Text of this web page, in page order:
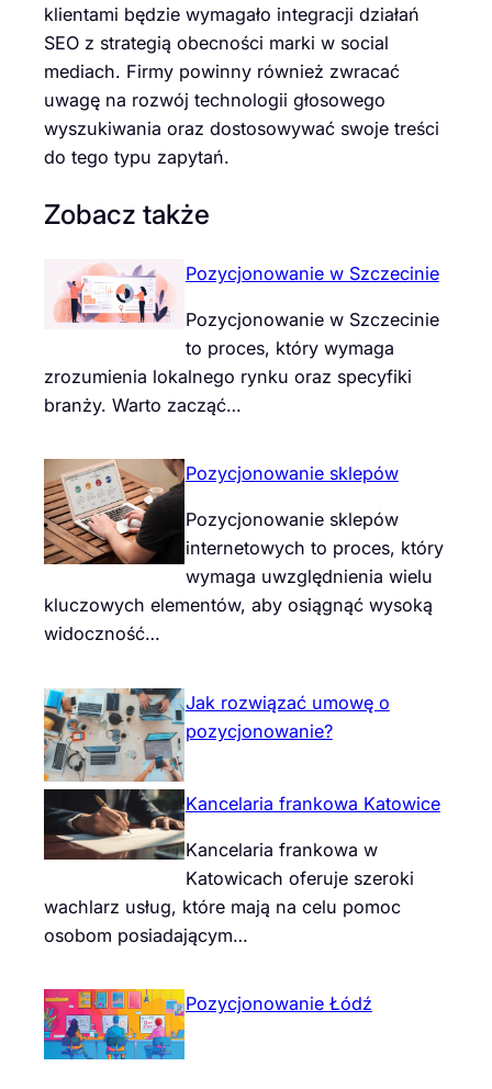
klientami będzie wymagało integracji działań
SEO z strategią obecności marki w social
mediach. Firmy powinny również zwracać
uwagę na rozwój technologii głosowego
wyszukiwania oraz dostosowywać swoje treści
do tego typu zapytań.
Zobacz także
Pozycjonowanie w Szczecinie
Pozycjonowanie w Szczecinie
to proces, który wymaga
zrozumienia lokalnego rynku oraz specyfiki
branży. Warto zacząć…
Pozycjonowanie sklepów
Pozycjonowanie sklepów
internetowych to proces, który
wymaga uwzględnienia wielu
kluczowych elementów, aby osiągnąć wysoką
widoczność…
Jak rozwiązać umowę o
pozycjonowanie?
Kancelaria frankowa Katowice
Kancelaria frankowa w
Katowicach oferuje szeroki
wachlarz usług, które mają na celu pomoc
osobom posiadającym…
Pozycjonowanie Łódź